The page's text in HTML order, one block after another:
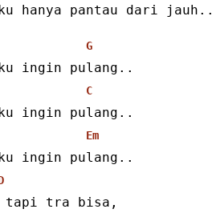
hanya pantau dari jauh..
G
ingin pulang..
C
ingin pulang..
Em
ingin pulang..
  tapi tra bisa,